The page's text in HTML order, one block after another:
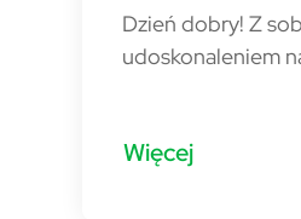
Dzień dobry! Z
udoskonaleniem
Więcej